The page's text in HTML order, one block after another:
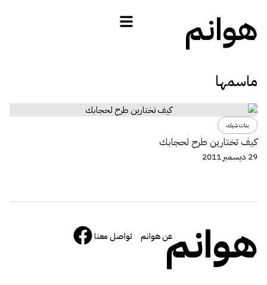
هوانم
ماسمها
بنات شيك
كيف تختارين طرح لحجابك
29 ديسمبر 2011
هوانمعن هوانم تواصل معنا